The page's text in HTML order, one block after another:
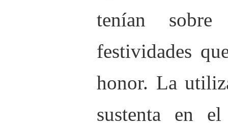
tenían
festividades
honor. La
sustenta en